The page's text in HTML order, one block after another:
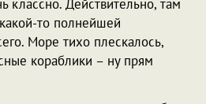
классно. Действительно, там
то полнейшей
Море тихо плескалось,
кораблики – ну прям